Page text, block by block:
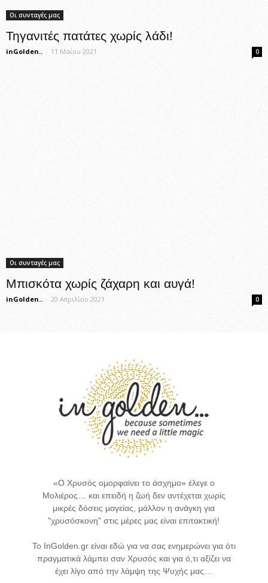
Οι συνταγές μας
Τηγανιτές πατάτες χωρίς λάδι!
inGolden.. - 11 Μαΐου 2021 0
Οι συνταγές μας
Μπισκότα χωρίς ζάχαρη και αυγά!
inGolden.. - 20 Απριλίου 2021 0
«Ο Χρυσός ομορφαίνει το άσχημο» έλεγε ο
Μολιέρος… και επειδή η ζωή δεν αντέχεται χωρίς
μικρές δόσεις μαγείας, μάλλον η ανάγκη για
"χρυσόσκονη" στις μέρες μας είναι επιτακτική!
Το InGolden.gr είναι εδώ για να σας ενημερώνει για ότι
πραγματικά λάμπει σαν Χρυσός και για ό,τι αξίζει να
έχει λίγο από την λάμψη της Ψυχής μας…